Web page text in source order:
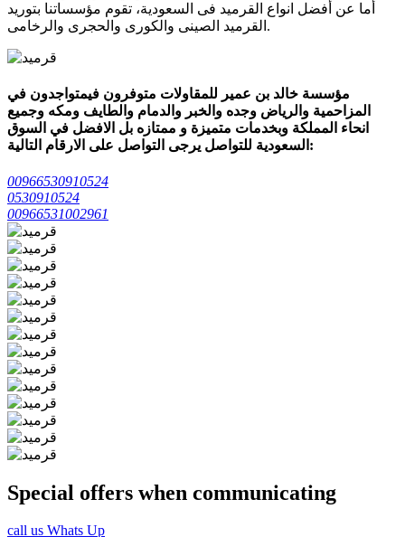
أما عن أفضل انواع القرميد فى السعودية، تقوم مؤسساتنا بتوريد
القرميد الصينى والكورى والحجرى والرخامى.
مؤسسة خالد بن عمير للمقاولات متوفرون فيمتواجدون في
المزاحمية والرياض وجده والخبر والدمام والطايف ومكه وجميع
انحاء المملكة وبخدمات متميزة و ممتازه بل الافضل في السوق
السعودية للتواصل يرجى التواصل على الارقام التالية:
00966530910524
0530910524
00966531002961
Special offers when communicating
call us Whats Up